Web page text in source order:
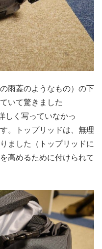
雨蓋のようなもの）の下
いて驚きました
しく写っていなかっ
。トップリッドは、無理
ました（トップリッドに
高めるために付けられて